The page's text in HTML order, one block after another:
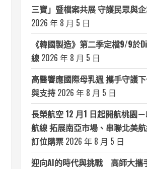
三寶」暨檔案共展 守護民眾與
2026 年 8 月 5 日
《韓國製造》第二季定檔9/9於
線 2026 年 8 月 5 日
高醫響應國際母乳週 攜手守護
與支持 2026 年 8 月 5 日
長榮航空 12 月1 日起開航桃園
航線 拓展南亞市場、串聯北美
訂位購票 2026 年 8 月 5 日
迎向AI的時代與挑戰 高師大攜